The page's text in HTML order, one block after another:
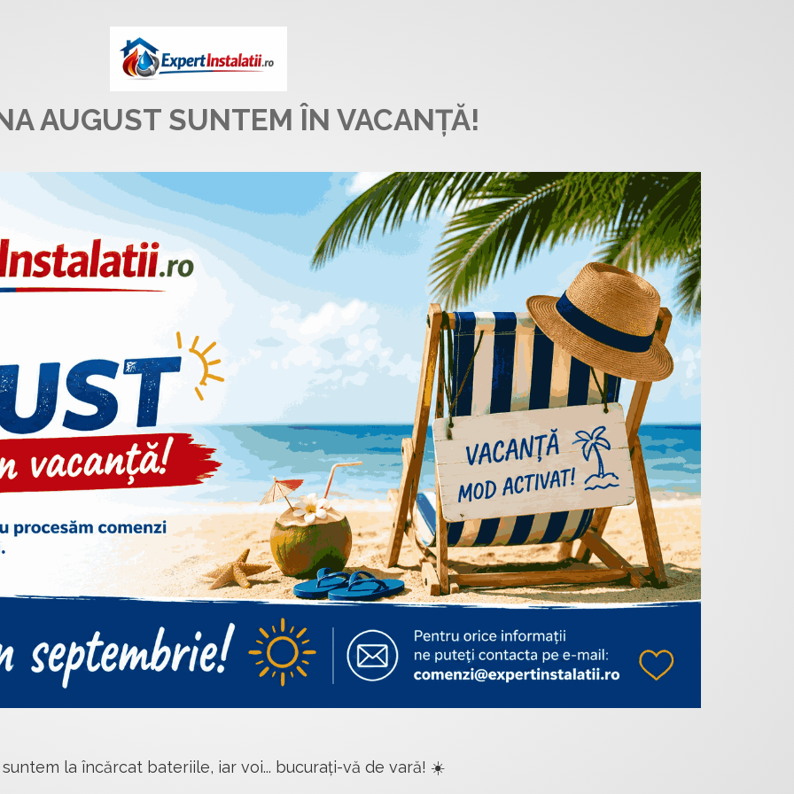
AUGUST SUNTEM ÎN VACANȚĂ!
suntem la încărcat bateriile, iar voi... bucurați-vă de vară! ☀️